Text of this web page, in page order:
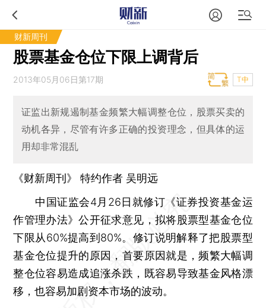
财新周刊
股票基金仓位下限上调背后
2013年05月06日第17期 T中
证监出新规遏制基金频繁大幅调整仓位，股票买卖的
动机各异，尽管有许多正确的投资理念，但具体的运
用却非常混乱
《财新周刊》 特约作者 吴明远
中国证监会4月26日就修订《证券投资基金运
作管理办法》公开征求意见，拟将股票型基金仓位
下限从60%提高到80%。修订说明解释了把股票型
基金仓位提升的原因，首要原因就是，频繁大幅调
整仓位容易造成追涨杀跌，既容易导致基金风格漂
移，也容易加剧资本市场的波动。